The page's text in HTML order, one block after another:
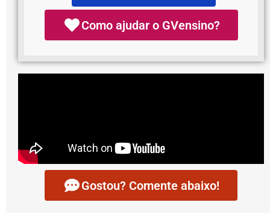
Como ajudar o GVensino?
Gostou? Comente abaixo!